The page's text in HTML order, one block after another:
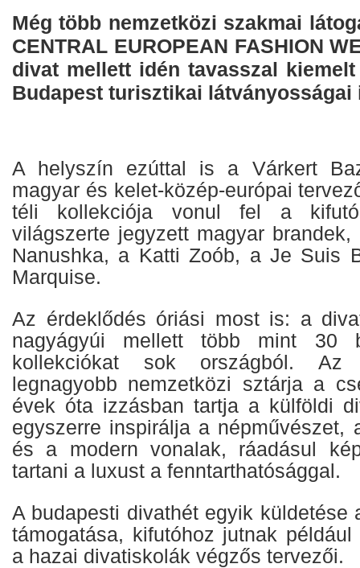
Még több nemzetközi szakmai
CENTRAL EUROPEAN FASHION
divat mellett idén tavasszal
Budapest turisztikai látványosságai
A helyszín ezúttal is a Várkert
magyar és kelet-közép-európai
téli kollekciója vonul fel a
világszerte jegyzett magyar
Nanushka, a Katti Zoób, a Je Suis
Marquise.
Az érdeklődés óriási most is: a
nagyágyúi mellett több mint 30
kollekciókat sok országból. Az
legnagyobb nemzetközi sztárja a
évek óta izzásban tartja a külföldi
egyszerre inspirálja a népművészet,
és a modern vonalak, ráadásul
tartani a luxust a fenntarthatósággal.
A budapesti divathét egyik küldetése
támogatása, kifutóhoz jutnak
a hazai divatiskolák végzős tervezői.